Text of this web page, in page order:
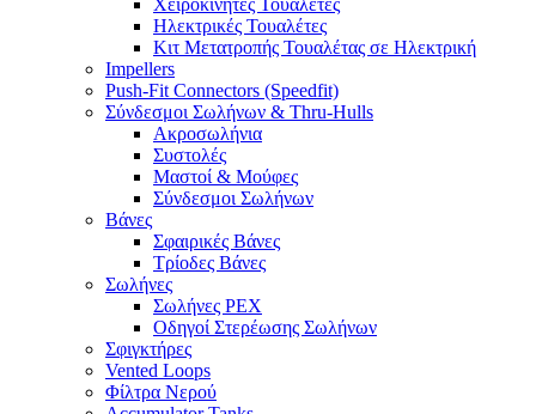
Χειροκίνητες Τουαλέτες
Ηλεκτρικές Τουαλέτες
Κιτ Μετατροπής Τουαλέτας σε Ηλεκτρική
Impellers
Push-Fit Connectors (Speedfit)
Σύνδεσμοι Σωλήνων & Thru-Hulls
Ακροσωλήνια
Συστολές
Μαστοί & Μούφες
Σύνδεσμοι Σωλήνων
Βάνες
Σφαιρικές Βάνες
Τρίοδες Βάνες
Σωλήνες
Σωλήνες PEX
Οδηγοί Στερέωσης Σωλήνων
Σφιγκτήρες
Vented Loops
Φίλτρα Νερού